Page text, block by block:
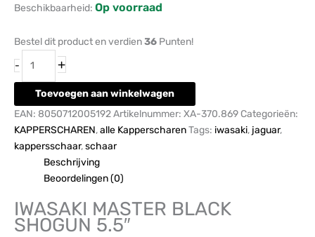
Beschikbaarheid: Op voorraad
Bestel dit product en verdien36 Punten!
- +
Toevoegen aan winkelwagen
EAN: 8050712005192Artikelnummer: XA-370.869 Categorieën:
KAPPERSCHAREN,alle KapperscharenTags: iwasaki, jaguar,
kappersschaar,schaar
Beschrijving
Beoordelingen (0)
IWASAKI MASTER BLACK
SHOGUN 5.5″